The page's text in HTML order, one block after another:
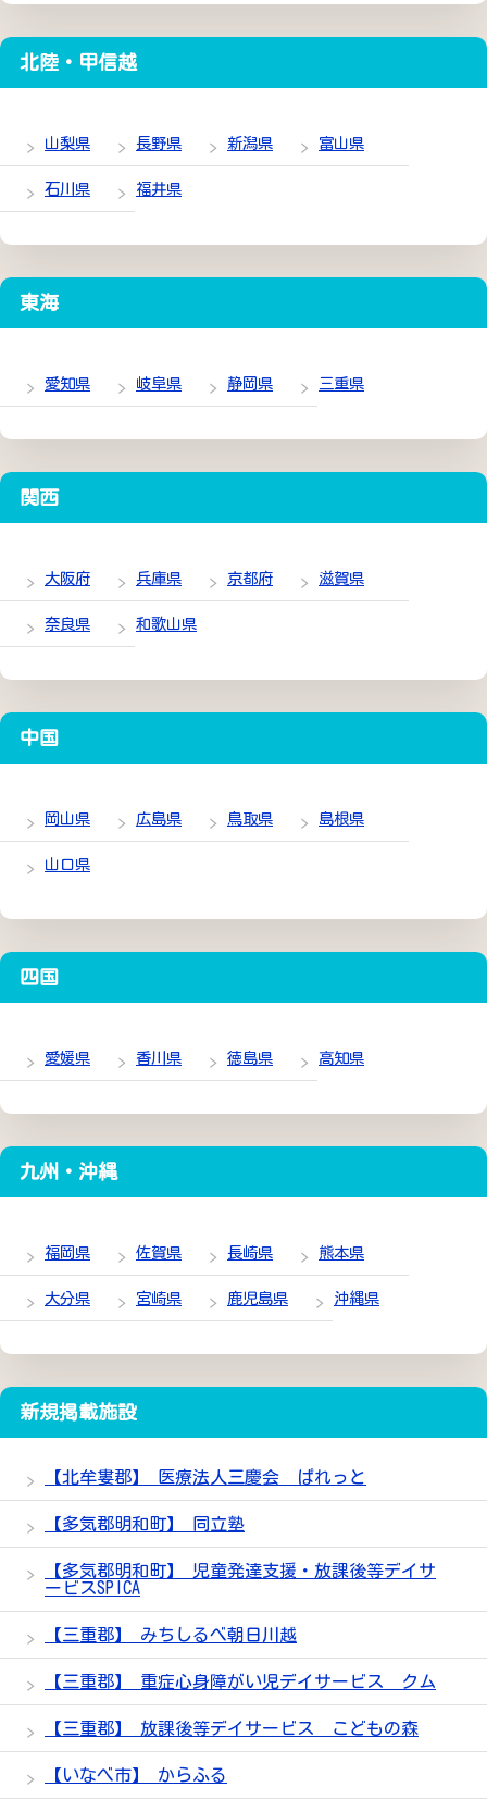
北陸・甲信越
山梨県 長野県 新潟県 富山県
石川県 福井県
東海
愛知県 岐阜県 静岡県 三重県
関西
大阪府 兵庫県 京都府 滋賀県
奈良県 和歌山県
中国
岡山県 広島県 鳥取県 島根県
山口県
四国
愛媛県 香川県 徳島県 高知県
九州・沖縄
福岡県 佐賀県 長崎県 熊本県
大分県 宮崎県 鹿児島県 沖縄県
新規掲載施設
【北牟婁郡】 医療法人三慶会 ぱれっと
【多気郡明和町】 同立塾
【多気郡明和町】 児童発達支援・放課後等デイサ
ービスSPICA
【三重郡】 みちしるべ朝日川越
【三重郡】 重症心身障がい児デイサービス クム
【三重郡】 放課後等デイサービス こどもの森
【いなべ市】 からふる